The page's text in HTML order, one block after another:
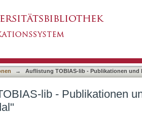
→ Auflistung TOBIAS-lib - Publikationen und
lib - Publikationen